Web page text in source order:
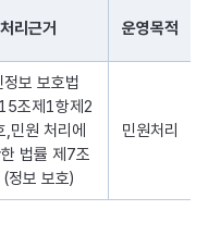
인정보 항목을 나타낸 표
처리근거 운영목적
정보 보호법
조제1항제2
,민원 처리에
법률 제7조
(정보 보호)
민원처리